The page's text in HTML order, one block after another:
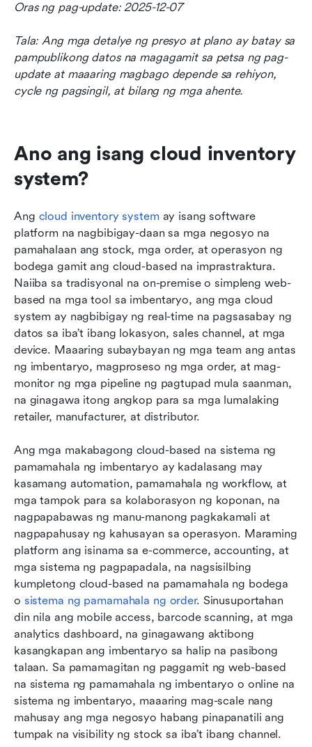
Oras ng pag-update: 2025-12-07
Tala: Ang mga detalye ng presyo at plano ay batay sa
pampublikong datos na magagamit sa petsa ng pag-
update at maaaring magbago depende sa rehiyon,
cycle ng pagsingil, at bilang ng mga ahente.
Ano ang isang cloud inventory
system?
Ang cloud inventory system ay isang software
platform na nagbibigay-daan sa mga negosyo na
pamahalaan ang stock, mga order, at operasyon ng
bodega gamit ang cloud-based na imprastraktura.
Naiiba sa tradisyonal na on-premise o simpleng web-
based na mga tool sa imbentaryo, ang mga cloud
system ay nagbibigay ng real-time na pagsasabay ng
datos sa iba’t ibang lokasyon, sales channel, at mga
device. Maaaring subaybayan ng mga team ang antas
ng imbentaryo, magproseso ng mga order, at mag-
monitor ng mga pipeline ng pagtupad mula saanman,
na ginagawa itong angkop para sa mga lumalaking
retailer, manufacturer, at distributor.
Ang mga makabagong cloud-based na sistema ng
pamamahala ng imbentaryo ay kadalasang may
kasamang automation, pamamahala ng workflow, at
mga tampok para sa kolaborasyon ng koponan, na
nagpapabawas ng manu-manong pagkakamali at
nagpapahusay ng kahusayan sa operasyon. Maraming
platform ang isinama sa e-commerce, accounting, at
mga sistema ng pagpapadala, na nagsisilbing
kumpletong cloud-based na pamamahala ng bodega
o sistema ng pamamahala ng order. Sinusuportahan
din nila ang mobile access, barcode scanning, at mga
analytics dashboard, na ginagawang aktibong
kasangkapan ang imbentaryo sa halip na pasibong
talaan. Sa pamamagitan ng paggamit ng web-based
na sistema ng pamamahala ng imbentaryo o online na
sistema ng imbentaryo, maaaring mag-scale nang
mahusay ang mga negosyo habang pinapanatili ang
tumpak na visibility ng stock sa iba’t ibang channel.